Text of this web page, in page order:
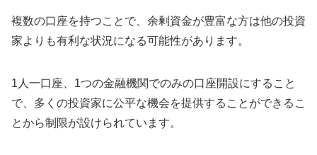
複数の口座を持つことで、余剰資金が豊富な方は他の投資
家よりも有利な状況になる可能性があります。
1人一口座、1つの金融機関でのみの口座開設にすること
で、多くの投資家に公平な機会を提供することができるこ
とから制限が設けられています。